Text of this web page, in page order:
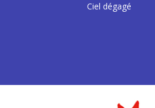
Ciel dégagé